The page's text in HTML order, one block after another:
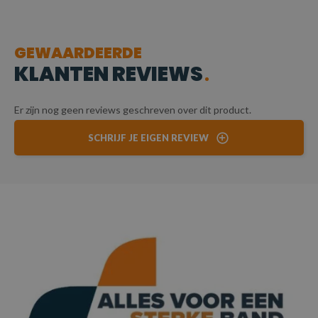
GEWAARDEERDE
KLANTEN REVIEWS
Er zijn nog geen reviews geschreven over dit product.
SCHRIJF JE EIGEN REVIEW